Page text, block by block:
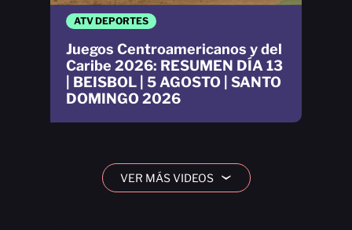
ATV DEPORTES
Juegos Centroamericanos y del
Caribe 2026: RESUMEN DÍA 13
| BEISBOL | 5 AGOSTO | SANTO
DOMINGO 2026
VER MÁS VIDEOS ›